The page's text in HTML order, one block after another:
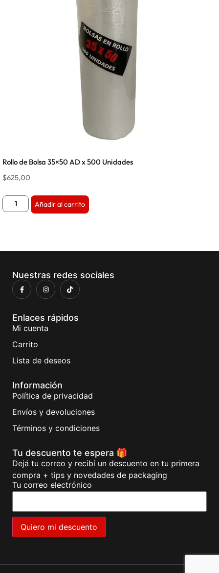
Rollo de Bolsa 35×50 AD x 500 Unidades
$625,00
Añadir al carrito
Nuestras redes sociales
Enlaces rápidos
Mi cuenta
Carrito
Lista de deseos
Información
Política de privacidad
Envíos y devoluciones
Términos y condiciones
Tu descuento te espera 🎁
Dejá tu correo y recibí un descuento en tu primera
compra + tips y novedades de packaging
Tu correo electrónico